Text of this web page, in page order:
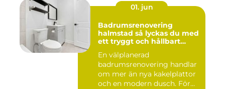
01. jun
Badrumsrenovering
halmstad så lyckas du med
ett tryggt och hållbart
En välplanerad
badrumsrenovering handlar
om mer än nya kakelplattor
och en modern dusch. För